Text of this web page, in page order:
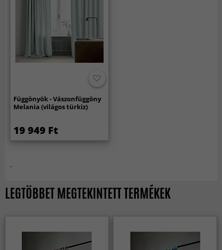
Függönyök - Vászonfüggöny
Melania (világos türkiz)
19 949 Ft
-
LEGTÖBBET MEGTEKINTETT TERMÉKEK